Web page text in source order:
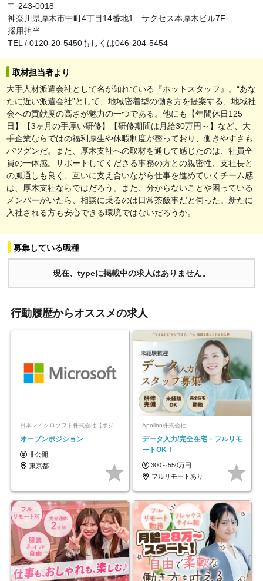
〒 243-0018
神奈川県厚木市中町4丁目14番地1 サクセス本厚木ビル7F
採用担当
TEL / 0120-20-5450もしくは046-204-5454
取材担当者より
大手人材派遣会社として名が知れている『ホットスタッフ』。“あな
たに近い派遣会社”として、地域密着型の働き方を提案する、地域社
会への貢献度の高さが魅力の一つである。他にも【年間休日125
日】【3ヶ月の手厚い研修】【研修期間は月給30万円～】など、大
手企業ならではの福利厚生や休暇制度が整っており、働きやすさも
バツグンだ。また、厚木支社への取材を通して感じたのは、社員全
員の一体感。サポートしてくださる事務の方との親密性、支社長と
の風通しも良く、互いに支え合いながら仕事を進めていくチーム感
は、厚木支社ならではだろう。また、分からないことや困っている
メンバーがいたら、相談に乗るのは日常茶飯事だと伺った。新たに
入社される方も安心できる環境ではないだろうか。
募集している職種
現在、typeに掲載中の求人はありません。
行動履歴からオススメの求人
オープンポジション
非公開
東京都
Apollon株式会社
データ入力/完全在宅・フルリモ
ートOK！
300～550万円
フルリモートあり